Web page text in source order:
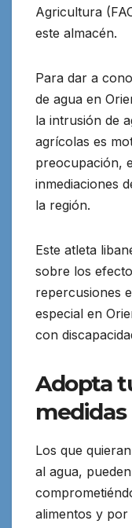
Agricultura
este almacén.
Para dar a
de agua en
la intrusión de
agrícolas es
preocupación,
inmediaciones
la región.
Este atleta
sobre los
repercusiones
especial en
con
Adopta
medidas
Los que
al agua,
alimentos y por